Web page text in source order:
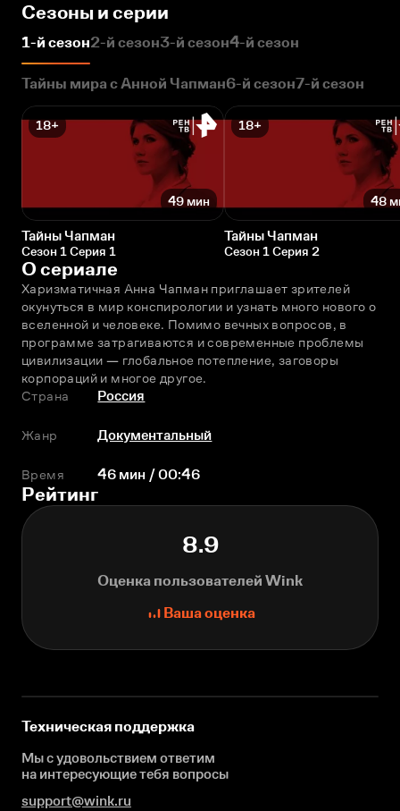
Сезоны и серии
1-й сезон2-й сезон3-й сезон4-й сезон
Тайны мира с Анной Чапман6-й сезон7-й сезон
18+
49 мин
Тайны Чапман
Сезон 1 Серия 1
18+
48
Тайны Чапман
Сезон 1 Серия 2
О сериале
Харизматичная Анна Чапман приглашает зрителей
окунуться в мир конспирологии и узнать много нового о
вселенной и человеке. Помимо вечных вопросов, в
программе затрагиваются и современные проблемы
цивилизации — глобальное потепление, заговоры
корпораций и многое другое.
Страна
Россия
Жанр Документальный
Время 46 мин / 00:46
Рейтинг
8.9
Оценка пользователей Wink
Ваша оценка
Техническая поддержка
Мы с удовольствием ответим
на интересующиетебя вопросы
support@wink.ru